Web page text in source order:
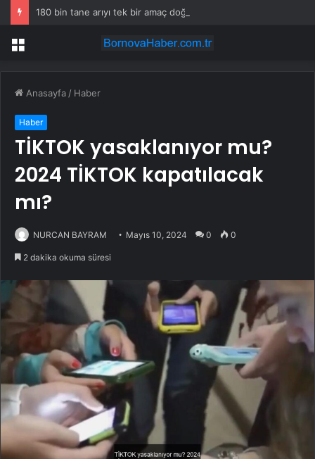
180 bin tane arıyı tek bir amaç doğaya saldılar
Menü
Anasayfa / Haber
Haber
TİKTOK yasaklanıyor mu?
2024 TİKTOK kapatılacak
mı?
NURCAN BAYRAM Mayıs 10, 2024 0 0
2 dakika okuma süresi